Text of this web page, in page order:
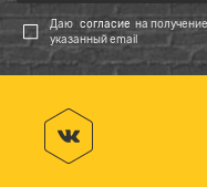
Даю согласие на
указанный email